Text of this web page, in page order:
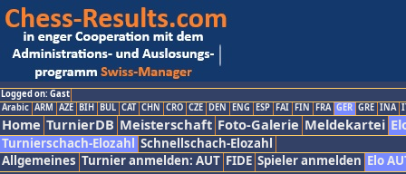
Logged on: Gast
Arabic ARM AZE BIH BUL CAT CHN CRO CZE DEN ENG ESP FAI FIN FRA GER GRE INA
Home TurnierDB Meisterschaft Foto-Galerie Meldekartei
Turnierschach-Elozahl Schnellschach-Elozahl
Allgemeines Turnier anmelden: AUT FIDE Spieler anmelden Elo